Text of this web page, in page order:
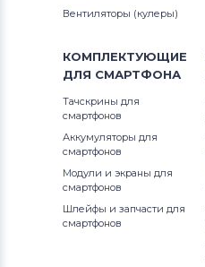
Вентиляторы (кулеры)
КОМПЛЕКТУЮЩИЕ
ДЛЯ СМАРТФОНА
Тачскрины для
смартфонов
Аккумуляторы для
смартфонов
Модули и экраны для
смартфонов
Шлейфы и запчасти для
смартфонов